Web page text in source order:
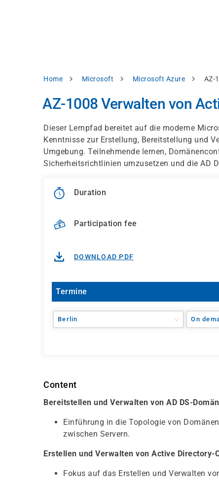
Breadcrumb
Home Microsoft Microsoft Azure AZ-
AZ-1008 Verwalten von
Dieser Lernpfad bereitet auf die moderne
Kenntnisse zur Erstellung, Bereitstellung und
Umgebung. Teilnehmende lernen,
Sicherheitsrichtlinien umzusetzen und die AD
Duration
Participation fee
DOWNLOAD PDF
Termine
Berlin On
Content
Bereitstellen und Verwalten von AD DS-
Einführung in die Topologie von
zwischen Servern.
Erstellen und Verwalten von Active Directory-
Fokus auf das Erstellen und Verwalten